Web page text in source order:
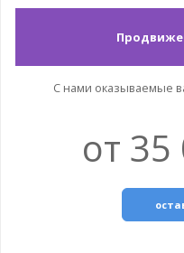
С нами оказываемые
от 35